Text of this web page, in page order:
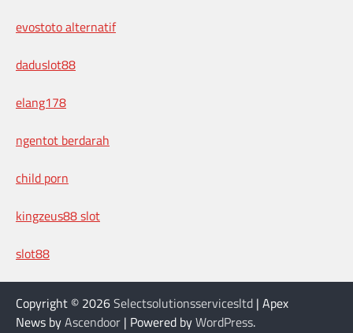
evostoto alternatif
daduslot88
elang178
ngentot berdarah
child porn
kingzeus88 slot
slot88
Copyright © 2026Selectsolutionsservicesltd | Apex
News byAscendoor | Powered byWordPress.